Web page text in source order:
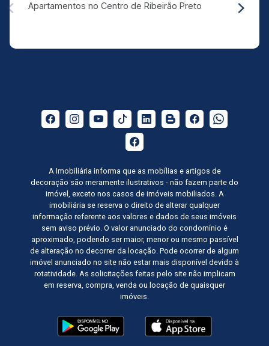
Apartamentos no Centro de Ribeirão Preto
A Imobiliária informa que as mobílias e artigos de
decoração são meramente ilustrativos - não fazem parte do
imóvel, exceto nos casos de imóveis mobiliados. A
imobiliária se reserva o direito de alterar qualquer
informação referente aos valores e dados de seus imóveis
sem aviso prévio. O valor anunciado do condomínio é
aproximado, podendo ser maior, menor ou mesmo passível
de alteração no decorrer da locação. Pode ocorrer de algum
imóvel anunciado no site não estar mais disponível devido à
rotatividade. As solicitações feitas pelo site não implicam
em reserva, compra, venda ou locação de quaisquer
imóveis.